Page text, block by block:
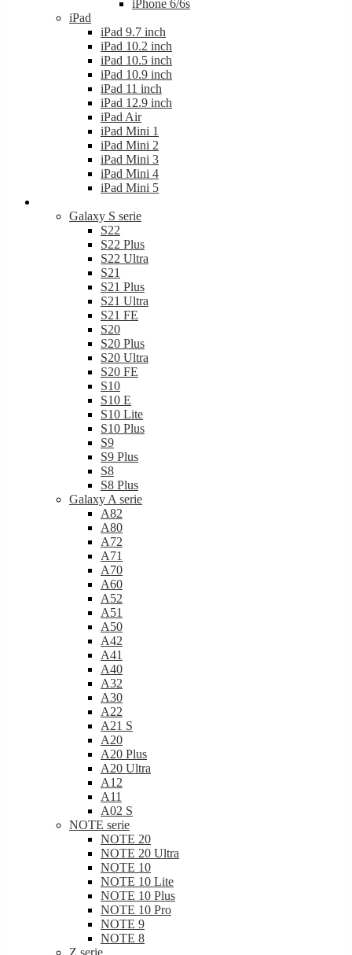
iPad 10.2 inch
iPad 10.5 inch
iPad 10.9 inch
iPad 11 inch
iPad 12.9 inch
iPad Air
iPad Mini 1
iPad Mini 2
iPad Mini 3
iPad Mini 4
iPad Mini 5
Samsung
S22
S22 Plus
S22 Ultra
S21
S21 Plus
S21 Ultra
S21 FE
S20
S20 Plus
S20 Ultra
S20 FE
S10
S10 E
S10 Lite
S10 Plus
S9
S9 Plus
S8
S8 Plus
Galaxy A serie
A82
A80
A72
A71
A70
A60
A52
A51
A50
A42
A41
A40
A32
A30
A22
A21 S
A20
A20 Plus
A20 Ultra
A12
A11
A02 S
NOTE serie
NOTE 20
NOTE 20 Ultra
NOTE 10
NOTE 10 Lite
NOTE 10 Plus
NOTE 10 Pro
NOTE 9
NOTE 8
Z serie